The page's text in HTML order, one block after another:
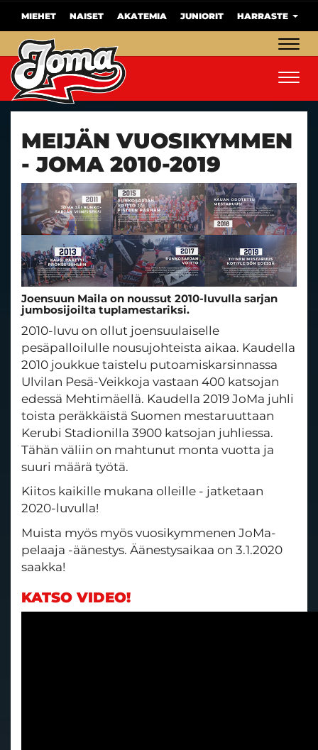
MIEHET NAISET AKATEMIA JUNIORIT HARRASTE
MEIJÄN VUOSIKYMMEN
- JOMA 2010-2019
Joensuun Maila on noussut 2010-luvulla sarjan
jumbosijoilta tuplamestariksi.
2010-luvu on ollut joensuulaiselle
pesäpalloilulle nousujohteista aikaa. Kaudella
2010 joukkue taistelu putoamiskarsinnassa
Ulvilan Pesä-Veikkoja vastaan 400 katsojan
edessä Mehtimäellä. Kaudella 2019 JoMa juhli
toista peräkkäistä Suomen mestaruuttaan
Kerubi Stadionilla 3900 katsojan juhliessa.
Tähän väliin on mahtunut monta vuotta ja
suuri määrä työtä.
Kiitos kaikille mukana olleille - jatketaan
2020-luvulla!
Muista myös myös vuosikymmenen JoMa-
pelaaja -äänestys. Äänestysaikaa on 3.1.2020
saakka!
KATSO VIDEO!